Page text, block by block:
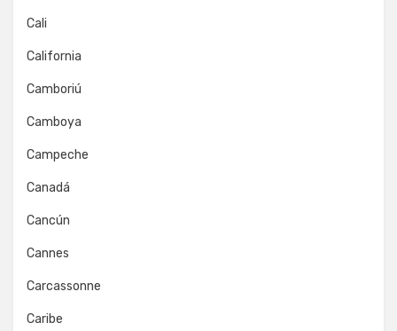
Cali
California
Camboriú
Camboya
Campeche
Canadá
Cancún
Cannes
Carcassonne
Caribe